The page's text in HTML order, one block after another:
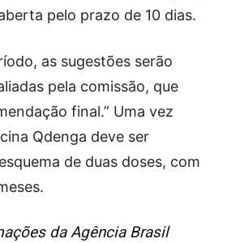
pelo prazo de 10 dias.
as sugestões serão
pela comissão, que
final.” Uma vez
Qdenga deve ser
de duas doses, com
da Agência Brasil